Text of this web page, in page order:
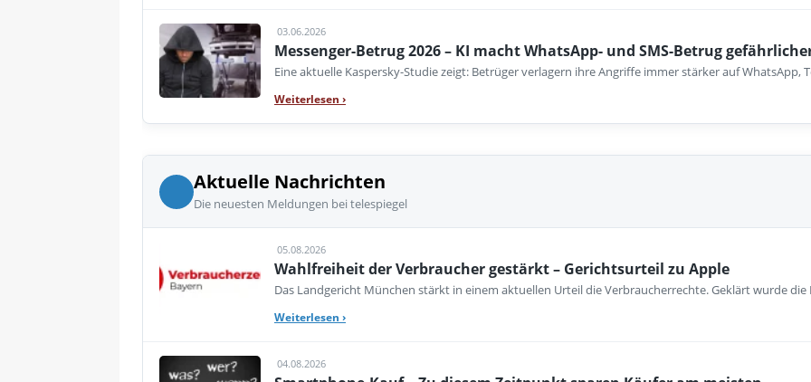
03.06.2026
Messenger-Betrug 2026 – KI macht WhatsApp- und SMS-Betrug
Eine aktuelle Kaspersky-Studie zeigt: Betrüger verlagern ihre Angriffe immer stärker auf WhatsApp,
Weiterlesen ›
Aktuelle Nachrichten
Die neuesten Meldungen bei telespiegel
05.08.2026
Wahlfreiheit der Verbraucher gestärkt – Gerichtsurteil zu Apple
Das Landgericht München stärkt in einem aktuellen Urteil die Verbraucherrechte. Geklärt wurde die
Weiterlesen ›
04.08.2026